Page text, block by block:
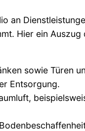
an
Hier ein Auszug
sowie Türen
Entsorgung.